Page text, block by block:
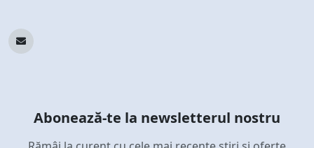
Abonează-te la newsletterul nostru